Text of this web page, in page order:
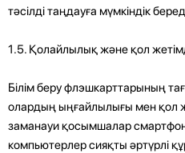
тәсілді таңдауға мүмкіндік
1.5. Қолайлылық және қол
Білім беру флэшкарттарының
олардың ыңғайлылығы мен қол
заманауи қосымшалар
компьютерлер сияқты әртүрлі